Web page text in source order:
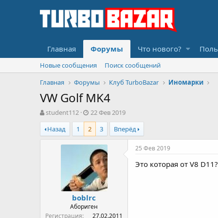
Главная Форумы Что нового?
Новые сообщения
Поиск сообщений
Главная
Форумы Клуб TurboBazar Иномарки
VW Golf MK4
А
в
т
о
student112
Д
а
т
а
н
а
ч
а
л
а
22 Фев 2019
Назад
1 2 3 Вперёд
boblrc
Абориген
Регистрация
27.02.2011
25 Фев 2019
Это которая от V8 D11?